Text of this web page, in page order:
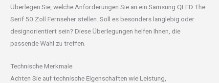
Überlegen Sie, welche Anforderungen Sie an ein Samsung QLED The
Serif 50 Zoll Fernseher stellen. Soll es besonders langlebig oder
designorientiert sein? Diese Überlegungen helfen Ihnen, die
passende Wahl zu treffen.
Technische Merkmale
Achten Sie auf technische Eigenschaften wie Leistung,